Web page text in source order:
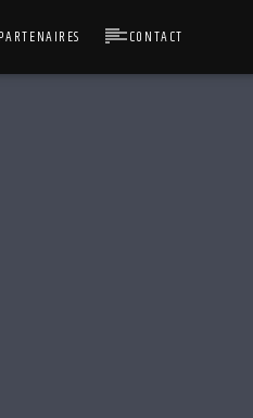
PARTENAIRES CONTACT